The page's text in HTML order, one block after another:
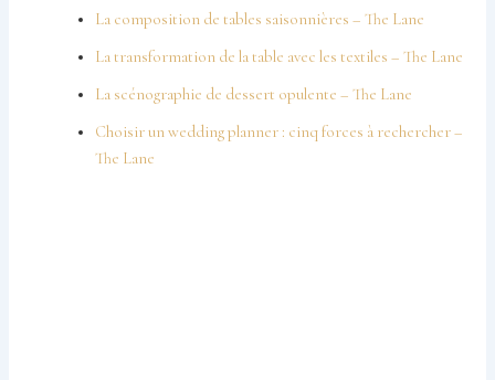
La composition de tables saisonnières – The Lane
La transformation de la table avec les textiles – The Lane
La scénographie de dessert opulente – The Lane
Choisir un wedding planner : cinq forces à rechercher –
The Lane